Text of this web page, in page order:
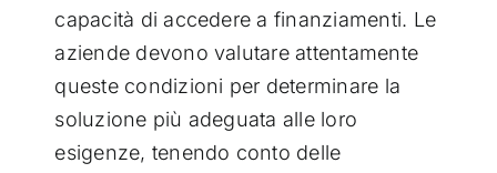
capacità di accedere a finanziamenti. Le
aziende devono valutare attentamente
queste condizioni per determinare la
soluzione più adeguata alle loro
esigenze, tenendo conto delle